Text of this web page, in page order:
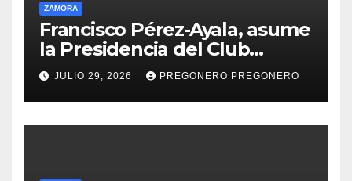
ZAMORA
Francisco Pérez-Ayala, asume
la Presidencia del Club
Rotario Zamora Industrial,
para el periodo 2026–2027
JULIO 29, 2026 PREGONERO PREGONERO